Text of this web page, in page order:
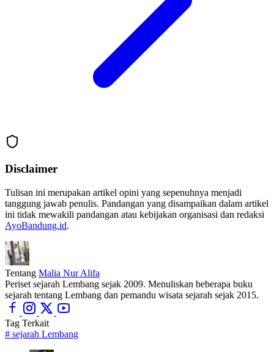
Disclaimer
Tulisan ini merupakan artikel opini yang sepenuhnya menjadi
tanggung jawab penulis. Pandangan yang disampaikan dalam artikel
ini tidak mewakili pandangan atau kebijakan organisasi dan redaksi
AyoBandung.id.
Tentang Malia Nur Alifa
Periset sejarah Lembang sejak 2009. Menuliskan beberapa buku
sejarah tentang Lembang dan pemandu wisata sejarah sejak 2015.
Tag Terkait
# sejarah Lembang